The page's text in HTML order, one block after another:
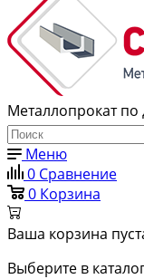
Металлопрокат по
Меню
0 Сравнение
0 Корзина
Ваша корзина
Выберите в